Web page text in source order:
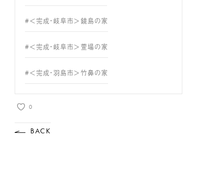
#＜完成・岐阜市＞鏡島の家
#＜完成・岐阜市＞萱場の家
#＜完成・羽島市＞竹鼻の家
0
BACK